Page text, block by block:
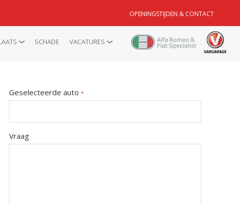
OPENINGSTIJDEN & CONTACT
SCHADE VACATURES
Geselecteerde auto *
Vraag